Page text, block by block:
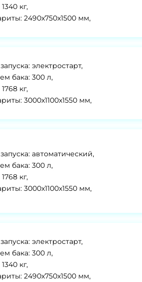
кг,
2490x750x1500 мм,
электростарт,
бака: 300 л,
кг,
3000x1100x1550 мм,
автоматический,
бака: 300 л,
кг,
3000x1100x1550 мм,
электростарт,
бака: 300 л,
кг,
2490х750х1500 мм,